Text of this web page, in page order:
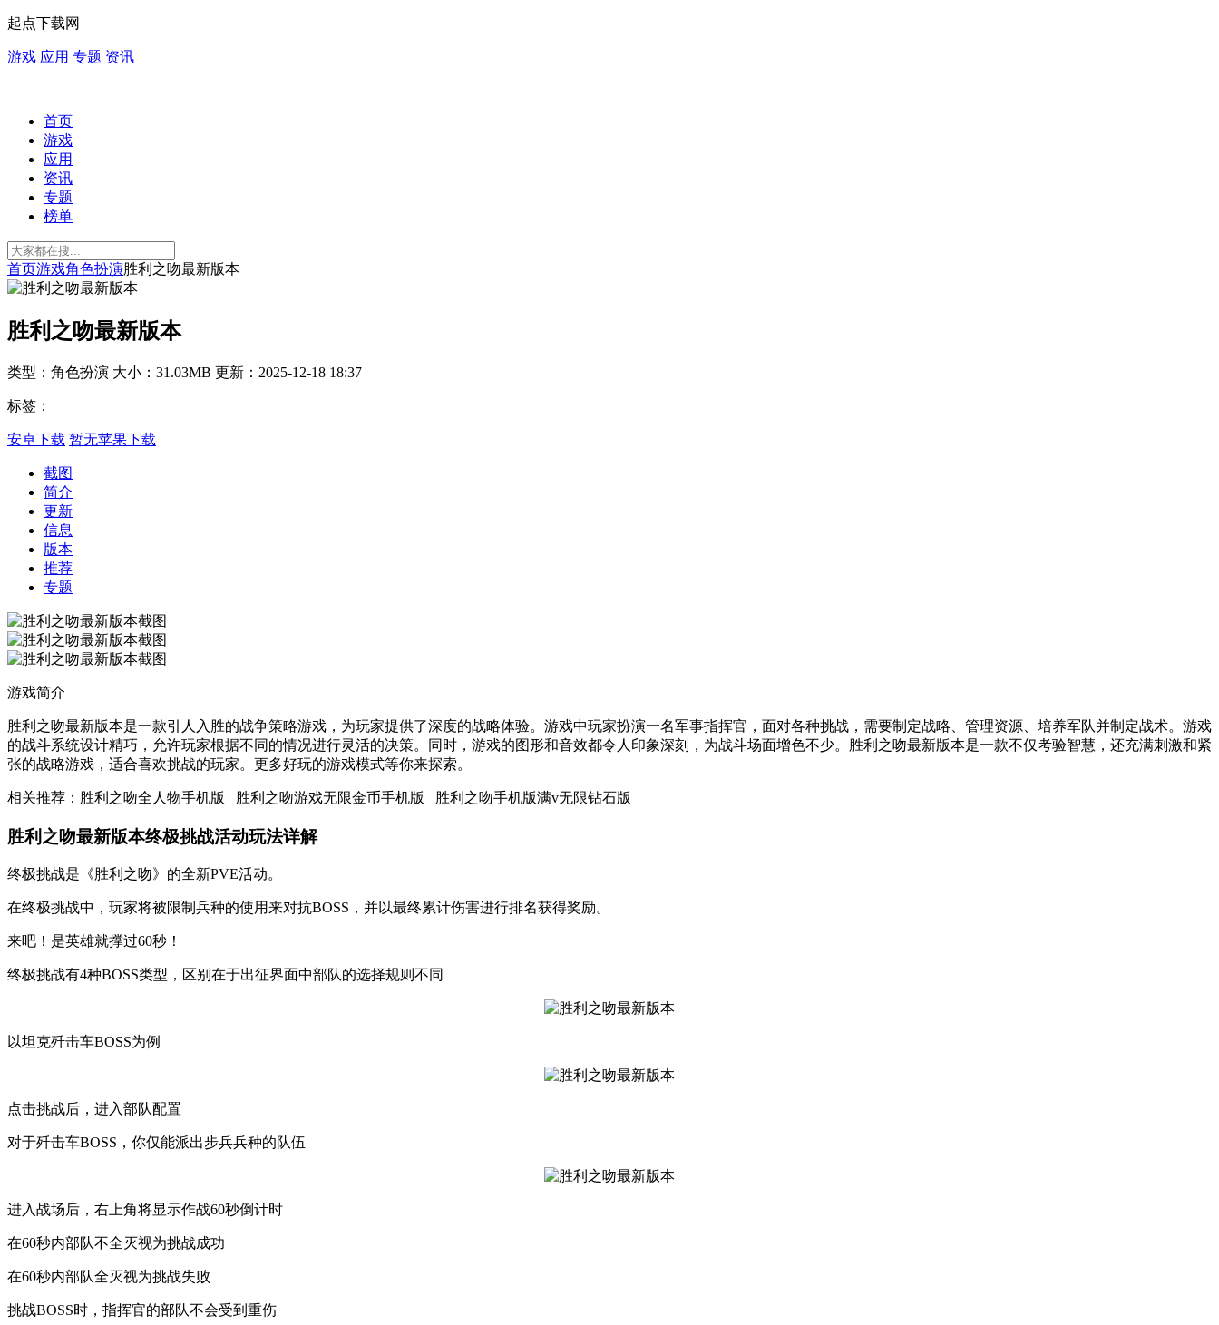
起点下载网
游戏 应用 专题 资讯
首页
游戏
应用
资讯
专题
榜单
首页游戏角色扮演胜利之吻最新版本
胜利之吻最新版本
类型：角色扮演 大小：31.03MB 更新：2025-12-18 18:37
标签：
安卓下载 暂无苹果下载
截图
简介
更新
信息
版本
推荐
专题
游戏简介
胜利之吻最新版本是一款引人入胜的战争策略游戏，为玩家提供了深度的战略体验。游戏中玩家扮演一名军事指挥官，面对各种挑战，需要制定战略、管理资源、培养军队并制定战术。游戏
的战斗系统设计精巧，允许玩家根据不同的情况进行灵活的决策。同时，游戏的图形和音效都令人印象深刻，为战斗场面增色不少。胜利之吻最新版本是一款不仅考验智慧，还充满刺激和紧
张的战略游戏，适合喜欢挑战的玩家。更多好玩的游戏模式等你来探索。
相关推荐：胜利之吻全人物手机版 胜利之吻游戏无限金币手机版 胜利之吻手机版满v无限钻石版
胜利之吻最新版本终极挑战活动玩法详解
终极挑战是《胜利之吻》的全新PVE活动。
在终极挑战中，玩家将被限制兵种的使用来对抗BOSS，并以最终累计伤害进行排名获得奖励。
来吧！是英雄就撑过60秒！
终极挑战有4种BOSS类型，区别在于出征界面中部队的选择规则不同
以坦克歼击车BOSS为例
点击挑战后，进入部队配置
对于歼击车BOSS，你仅能派出步兵兵种的队伍
进入战场后，右上角将显示作战60秒倒计时
在60秒内部队不全灭视为挑战成功
在60秒内部队全灭视为挑战失败
挑战BOSS时，指挥官的部队不会受到重伤